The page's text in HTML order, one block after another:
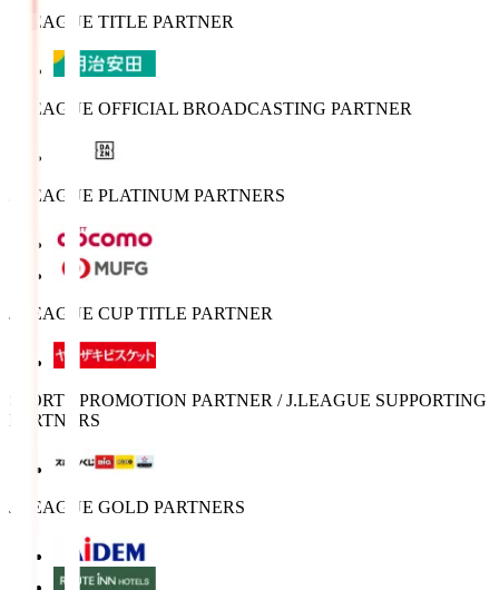
J.LEAGUE TITLE PARTNER
J.LEAGUE OFFICIAL BROADCASTING PARTNER
J.LEAGUE PLATINUM PARTNERS
J.LEAGUE CUP TITLE PARTNER
SPORTS PROMOTION PARTNER / J.LEAGUE SUPPORTING
PARTNERS
J.LEAGUE GOLD PARTNERS